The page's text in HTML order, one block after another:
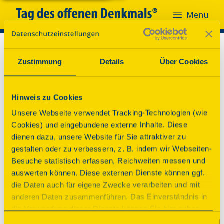
Zustimmung Details Über Cookies
Hinweis zu Cookies
Unsere Webseite verwendet Tracking-Technologien (wie
Cookies) und eingebundene externe Inhalte. Diese
dienen dazu, unsere Website für Sie attraktiver zu
gestalten oder zu verbessern, z. B. indem wir Webseiten-
Besuche statistisch erfassen, Reichweiten messen und
auswerten können. Diese externen Dienste können ggf.
die Daten auch für eigene Zwecke verarbeiten und mit
anderen Daten zusammenführen. Das Einverständnis in
die Verwendung dieser Dienste können Sie hier geben.
Menü